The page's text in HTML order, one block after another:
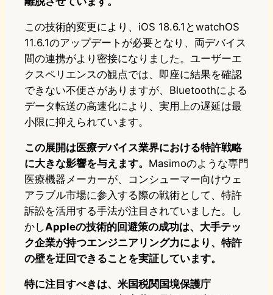
この技術的変更により、iOS 18.6.1とwatchOS
11.6.1のアップデートが必要となり、両デバイス
間の連携がより密接になりました。ユーザーエ
クスペリエンスの観点では、即座に結果を確認
できない不便さがありますが、Bluetoothによる
データ転送の高速化により、実用上の遅延は最
小限に抑えられています。
この展開は医療デバイス業界における特許戦略
に大きな影響を与えます。 Masimoのような専門
医療機器メーカーが、コンシューマー向けウェ
アラブル市場に参入する際の戦術として、特許
訴訟を活用する手法が注目されていました。し
かしAppleの技術的回避策の成功は、大手テッ
ク企業が持つエンジニアリング力により、特許
の壁を迂回できることを実証しています。
特に注目すべきは、米国税関国境保護庁